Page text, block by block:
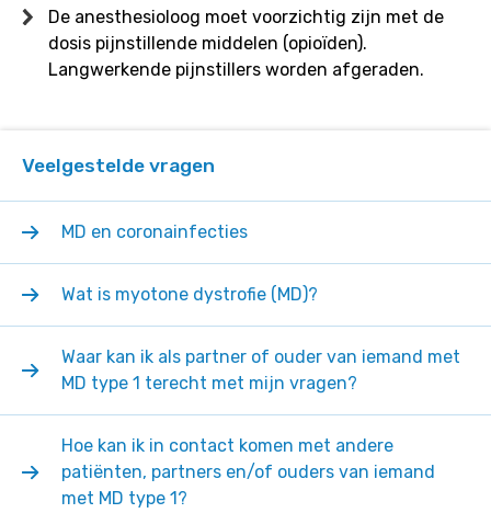
De anesthesioloog moet voorzichtig zijn met de
dosis pijnstillende middelen (opioïden).
Langwerkende pijnstillers worden afgeraden.
Veelgestelde vragen
MD en coronainfecties
Wat is myotone dystrofie (MD)?
Waar kan ik als partner of ouder van iemand met
MD type 1 terecht met mijn vragen?
Hoe kan ik in contact komen met andere
patiënten, partners en/of ouders van iemand
met MD type 1?